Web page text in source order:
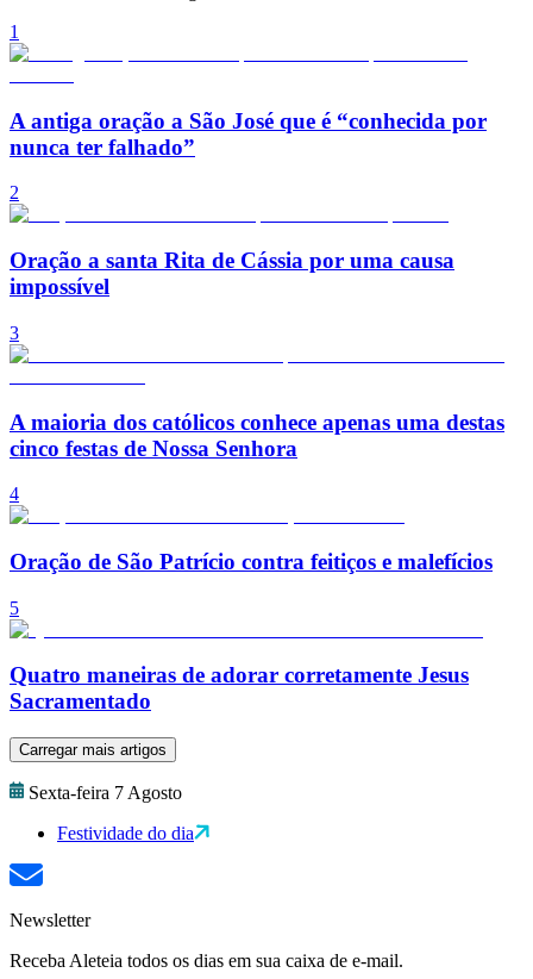
1
A antiga oração a São José que é “conhecida por
nunca ter falhado”
2
Oração a santa Rita de Cássia por uma causa
impossível
3
A maioria dos católicos conhece apenas uma destas
cinco festas de Nossa Senhora
4
Oração de São Patrício contra feitiços e malefícios
5
Quatro maneiras de adorar corretamente Jesus
Sacramentado
Carregar mais artigos
Sexta-feira 7 Agosto
Festividade do dia
Newsletter
Receba Aleteia todos os dias em sua caixa de e-mail.